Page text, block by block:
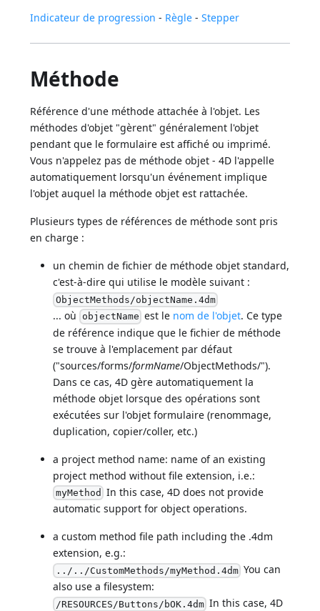
Indicateur de progression - Règle -Stepper
Méthode
Référence d'une méthode attachée à l'objet. Les
méthodes d'objet "gèrent" généralement l'objet
pendant que le formulaire est affiché ou imprimé.
Vous n'appelez pas de méthode objet - 4D l'appelle
automatiquement lorsqu'un événement implique
l'objet auquel la méthode objet est rattachée.
Plusieurs types de références de méthode sont pris
en charge :
un chemin de fichier de méthode objet standard,
c'est-à-dire qui utilise le modèle suivant :
ObjectMethods/objectName.4dm
... où objectName est le nom de l'objet. Ce type
de référence indique que le fichier de méthode
se trouve à l'emplacement par défaut
("sources/forms/formName/ObjectMethods/").
Dans ce cas, 4D gère automatiquement la
méthode objet lorsque des opérations sont
exécutées sur l'objet formulaire (renommage,
duplication, copier/coller, etc.)
a project method name: name of an existing
project method without file extension, i.e.:
myMethod In this case, 4D does not provide
automatic support for object operations.
a custom method file path including the .4dm
extension, e.g.:
../../CustomMethods/myMethod.4dm You can
also use a filesystem:
/RESOURCES/Buttons/bOK.4dm In this case, 4D